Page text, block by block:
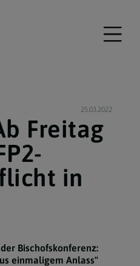
25.03.2022
Freitag
in
Bischofskonferenz:
einmaligem Anlass"